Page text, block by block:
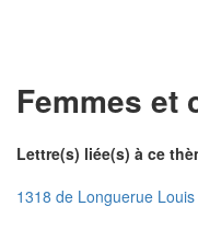
Femmes et
Lettre(s) liée(s) à ce
1318 de Longuerue